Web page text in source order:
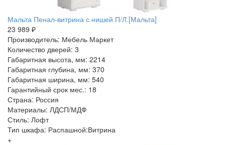
Мальта Пенал-витрина с нишей П/Л [Мальта]
23 989 ₽
Производитель: Мебель Маркет
Количество дверей: 3
Габаритная высота, мм: 2214
Габаритная глубина, мм: 370
Габаритная ширина, мм: 540
Гарантийный срок мес.: 18
Страна: Россия
Материалы: ЛДСП/МДФ
Стиль: Лофт
Тип шкафа: Распашной:Витрина
+